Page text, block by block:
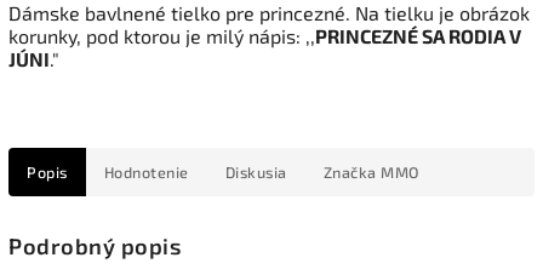
Dámske bavlnené tielko pre princezné. Na tielku je obrázok
korunky, pod ktorou je milý nápis: ,,PRINCEZNÉ SA RODIA V
JÚNI."
Popis Hodnotenie Diskusia Značka MMO
Podrobný popis